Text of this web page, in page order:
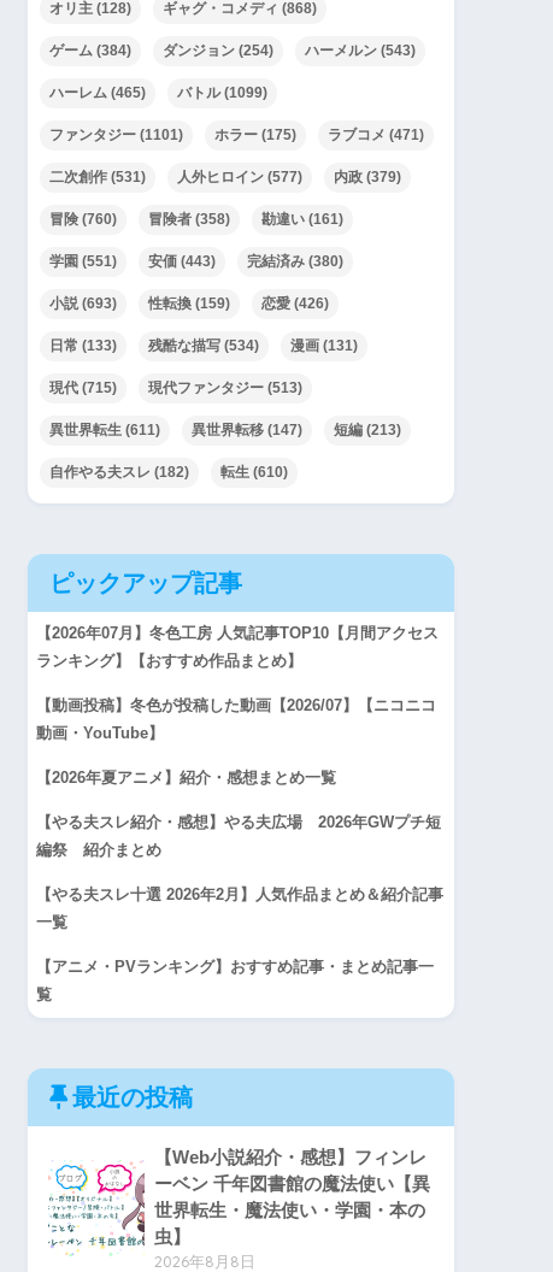
オリ主 (128) ギャグ・コメディ (868)
ゲーム (384) ダンジョン (254) ハーメルン (543)
ハーレム (465) バトル(1099)
ファンタジー (1101) ホラー (175) ラブコメ (471)
二次創作 (531) 人外ヒロイン (577) 内政 (379)
冒険 (760) 冒険者 (358) 勘違い (161)
学園 (551) 安価 (443) 完結済み (380)
小説(693) 性転換 (159) 恋愛 (426)
日常 (133) 残酷な描写 (534) 漫画 (131)
現代 (715) 現代ファンタジー (513)
異世界転生 (611) 異世界転移 (147) 短編 (213)
自作やる夫スレ (182) 転生 (610)
ピックアップ記事
【2026年07月】冬色工房 人気記事TOP10【月間アクセス
ランキング】【おすすめ作品まとめ】
【動画投稿】冬色が投稿した動画【2026/07】【ニコニコ
動画・YouTube】
【2026年夏アニメ】紹介・感想まとめ一覧
【やる夫スレ紹介・感想】やる夫広場 2026年GWプチ短
編祭 紹介まとめ
【やる夫スレ十選 2026年2月】人気作品まとめ＆紹介記事
一覧
【アニメ・PVランキング】おすすめ記事・まとめ記事一
覧
最近の投稿
【Web小説紹介・感想】フィンレ
ーベン 千年図書館の魔法使い【異
世界転生・魔法使い・学園・本の
虫】
2026年8月8日